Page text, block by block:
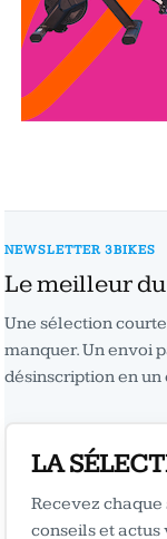
NEWSLETTER 3BIKES
Le meilleur
Une sélection
manquer. Un envoi
désinscription en un
LA
Recevez
conseils et actus